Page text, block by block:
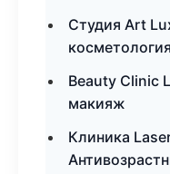
Студия Art
косметология
Beauty Clinic
макияж
Клиника